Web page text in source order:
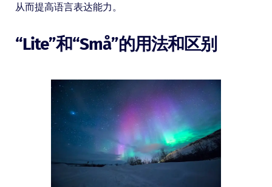
从而提高语言表达能力。
“lite”和“små”的用法和区别